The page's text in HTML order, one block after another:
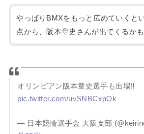
やっぱりBMXをもっと広めていくと
点から、阪本章史さんが出てくるかも
オリンピアン阪本章史選手も出場‼️
pic.twitter.com/uvSNBCxpOk
— 日本競輪選手会 大阪支部